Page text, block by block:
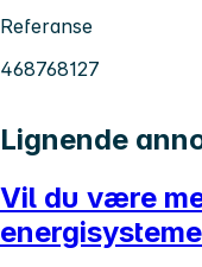
Referanse
468768127
Lignende
Vil du være